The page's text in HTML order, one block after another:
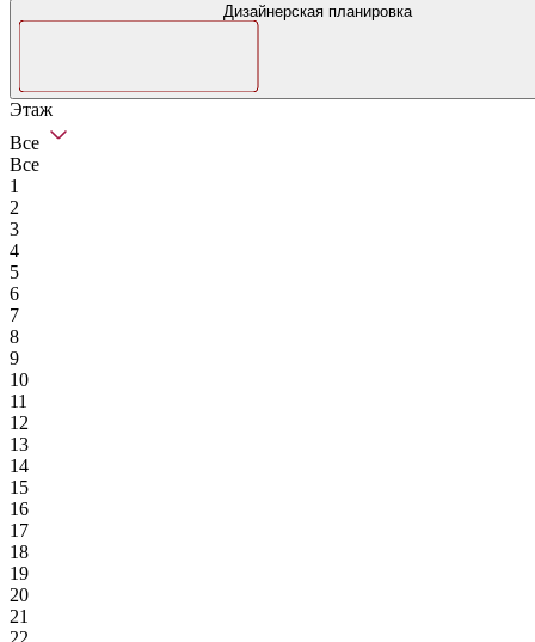
Дизайнерская планировка
Этаж
Все
Все
1
2
3
4
5
6
7
8
9
10
11
12
13
14
15
16
17
18
19
20
21
22